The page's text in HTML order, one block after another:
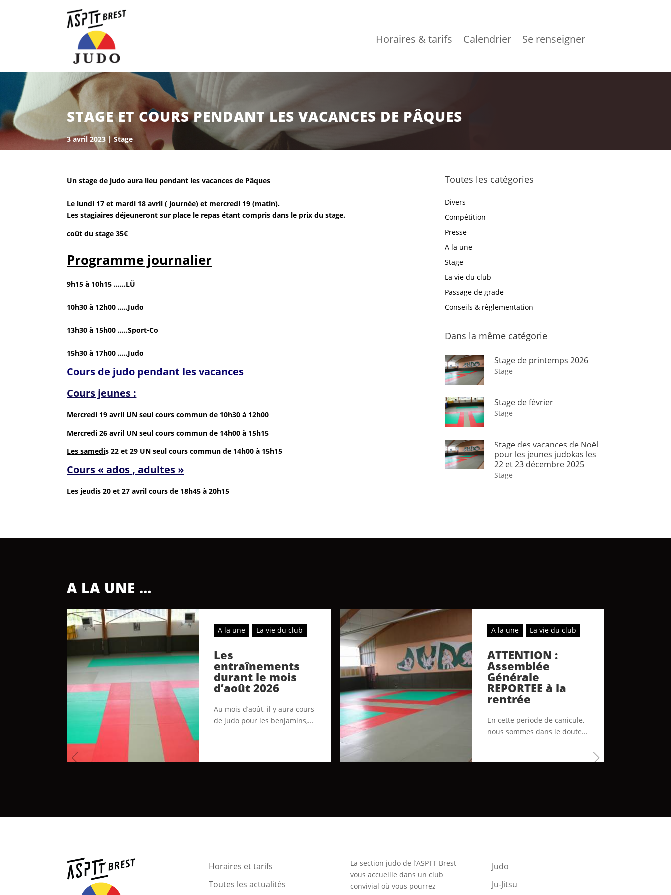
Horaires & tarifs Calendrier Se renseigner
STAGE ET COURS PENDANT LES VACANCES DE PÂQUES
3 avril 2023|Stage
Un stage de judo aura lieu pendant les vacances de Pâques
Le lundi 17 et mardi 18 avril ( journée) et mercredi 19 (matin).
Les stagiaires déjeuneront sur place le repas étant compris dans le prix du stage.
coût du stage 35€
Programme journalier
9h15 à 10h15 ……LÜ
10h30 à 12h00 …..Judo
13h30 à 15h00 …..Sport-Co
15h30 à 17h00 …..Judo
Cours de judo pendant les vacances
Cours jeunes :
Mercredi 19 avril UN seul cours commun de 10h30 à 12h00
Mercredi 26 avril UN seul cours commun de 14h00 à 15h15
Les samedis 22 et 29 UN seul cours commun de 14h00 à 15h15
Cours « ados , adultes »
Les jeudis 20 et 27 avril cours de 18h45 à 20h15
Toutes les catégories
Divers
Compétition
Presse
A la une
Stage
La vie du club
Passage de grade
Conseils & règlementation
Dans la même catégorie
Stage de printemps 2026
Stage
Stage de février
Stage
Stage des vacances de Noël
pour les jeunes judokas les
22 et 23 décembre 2025
Stage
A LA UNE …
A la une La vie du club
Les
entraînements
durant le mois
d’août 2026
Au mois d’août, il y aura cours
de judo pour les benjamins,...
A la une La vie du club
ATTENTION :
Assemblée
Générale
REPORTEE à la
rentrée
En cette periode de canicule,
nous sommes dans le doute...
Horaires et tarifs
Toutes les actualités
La section judo de l’ASPTT Brest
vous accueille dans un club
convivial où vous pourrez
Judo
Ju-Jitsu